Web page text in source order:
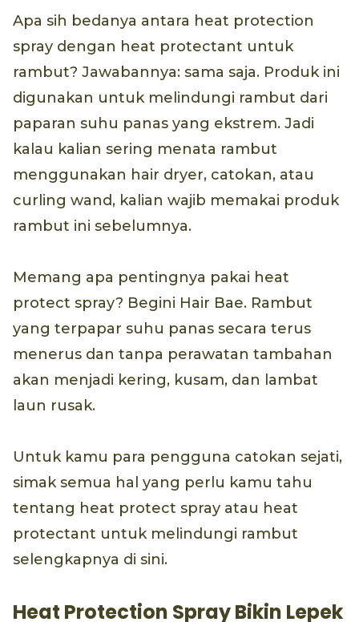
Apa sih bedanya antara heat protection
spray dengan heat protectant untuk
rambut? Jawabannya: sama saja. Produk ini
digunakan untuk melindungi rambut dari
paparan suhu panas yang ekstrem. Jadi
kalau kalian sering menata rambut
menggunakan hair dryer, catokan, atau
curling wand, kalian wajib memakai produk
rambut ini sebelumnya.
Memang apa pentingnya pakai heat
protect spray? Begini Hair Bae. Rambut
yang terpapar suhu panas secara terus
menerus dan tanpa perawatan tambahan
akan menjadi kering, kusam, dan lambat
laun rusak.
Untuk kamu para pengguna catokan sejati,
simak semua hal yang perlu kamu tahu
tentang heat protect spray atau heat
protectant untuk melindungi rambut
selengkapnya di sini.
Heat Protection Spray Bikin Lepek